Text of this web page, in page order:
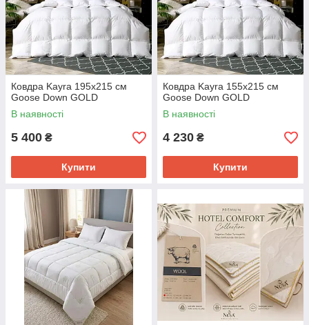
Ковдра Kayra 195x215 см
Goose Down GOLD
В наявності
5 400 ₴
Купити
Ковдра Kayra 155x215 см
Goose Down GOLD
В наявності
4 230 ₴
Купити